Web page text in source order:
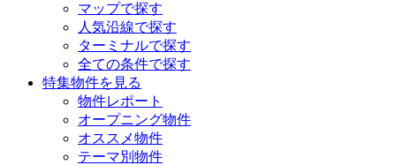
マップで探す
人気沿線で探す
ターミナルで探す
全ての条件で探す
特集物件を見る
物件レポート
オープニング物件
オススメ物件
テーマ別物件